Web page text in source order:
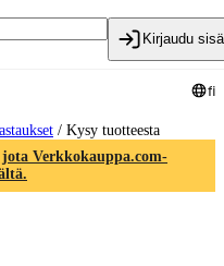
Kirjaudu
fi
/ Kysy tuotteesta
jota Verkkokauppa.com-